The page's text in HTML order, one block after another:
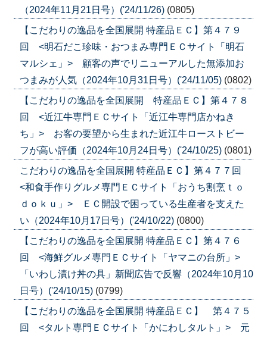
（2024年11月21日号）('24/11/26) (0805)
【こだわりの逸品を全国展開 特産品ＥＣ】第４７９
回 <明石だこ珍味・おつまみ専門ＥＣサイト「明石
マルシェ」> 顧客の声でリニューアルした無添加お
つまみが人気（2024年10月31日号）('24/11/05) (0802)
【こだわりの逸品を全国展開 特産品ＥＣ】第４７８
回 <近江牛専門ＥＣサイト「近江牛専門店かねき
ち」> お客の要望から生まれた近江牛ローストビー
フが高い評価（2024年10月24日号）('24/10/25) (0801)
こだわりの逸品を全国展開 特産品ＥＣ】第４７７回
<和食手作りグルメ専門ＥＣサイト「おうち割烹ｔｏ
ｄｏｋｕ」> ＥＣ開設で困っている生産者を支えた
い（2024年10月17日号）('24/10/22) (0800)
【こだわりの逸品を全国展開 特産品ＥＣ】第４７６
回 <海鮮グルメ専門ＥＣサイト「ヤマニの台所」>
「いわし漬け丼の具」新聞広告で反響（2024年10月10
日号）('24/10/15) (0799)
【こだわりの逸品を全国展開 特産品ＥＣ】 第４７５
回 <タルト専門ＥＣサイト「かにわしタルト」> 元